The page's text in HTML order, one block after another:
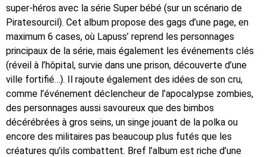
super-héros avec la série Super bébé (sur un scénario de
Piratesourcil). Cet album propose des gags d’une page, en
maximum 6 cases, où Lapuss’ reprend les personnages
principaux de la série, mais également les événements clés
(réveil à l’hôpital, survie dans une prison, découverte d’une
ville fortifié…). Il rajoute également des idées de son cru,
comme l’événement déclencheur de l’apocalypse zombies,
des personnages aussi savoureux que des bimbos
décérébrées à gros seins, un singe jouant de la polka ou
encore des militaires pas beaucoup plus futés que les
créatures qu’ils combattent. Bref l’album est riche d’une